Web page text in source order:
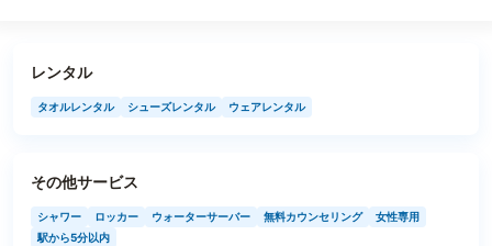
レンタル
タオルレンタル シューズレンタル ウェアレンタル
その他サービス
シャワー ロッカー ウォーターサーバー 無料カウンセリング
女性専用
駅から5分以内